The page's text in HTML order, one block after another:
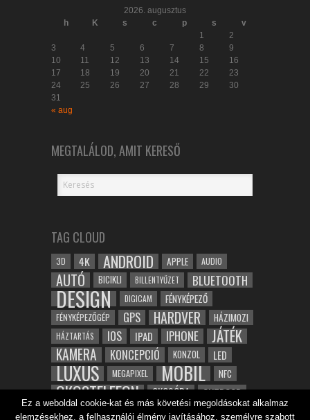
2026. augusztus
h
K s c p s
v
1
2
3
4 5 6 7 8
9
10
11 12 13 14 15
16
17
18 19 20 21 22
23
24
25 26 27 28 29
30
31
« aug
MEGTALÁLOD, AMIT KERESŐ
TAG CLOUD
3D 4K ANDROID APPLE AUDIO
AUTÓ BICIKLI BILLENTYŰZET BLUETOOTH
DESIGN DIGICAM FÉNYKÉPEZŐ
FÉNYKÉPEZŐGÉP GPS HARDVER HÁZIMOZI
HÁZTARTÁS IOS IPAD IPHONE JÁTÉK
KAMERA KONCEPCIÓ KONZOL LED
LUXUS MEGAPIXEL MOBIL NFC
OKOSTELEFON OKOSÓRA OUTDOOR
ROBOT SAMSUNG SPORT TABLET
Ez a weboldal cookie-kat és más követési megoldásokat alkalmaz
elemzésekhez, a felhasználói élmény javításához, személyre szabott